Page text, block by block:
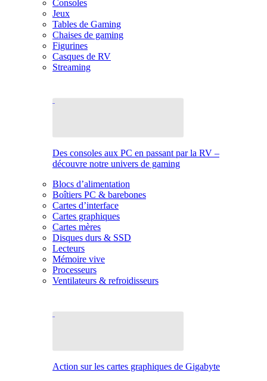
Consoles
Jeux
Tables de Gaming
Chaises de gaming
Figurines
Casques de RV
Streaming
Des consoles aux PC en passant par la RV –
découvre notre univers de gaming
Blocs d’alimentation
Boîtiers PC & barebones
Cartes d’interface
Cartes graphiques
Cartes mères
Disques durs & SSD
Lecteurs
Mémoire vive
Processeurs
Ventilateurs & refroidisseurs
Action sur les cartes graphiques de Gigabyte